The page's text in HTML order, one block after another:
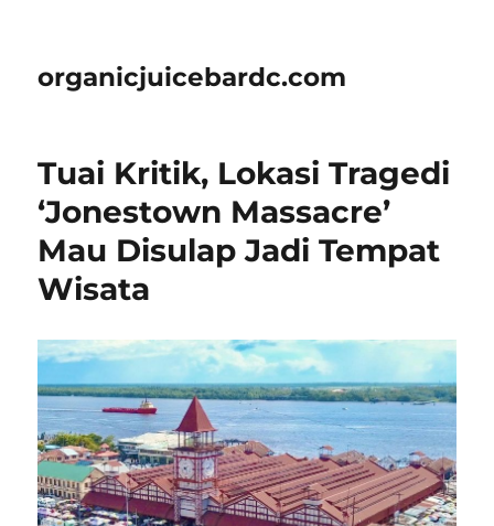
organicjuicebardc.com
Tuai Kritik, Lokasi Tragedi
‘Jonestown Massacre’
Mau Disulap Jadi Tempat
Wisata